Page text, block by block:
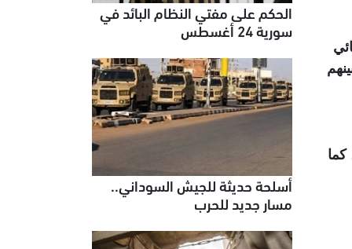
بينهم
جنسي، كما
الحكم على مفتي النظام البائد في
سورية 24 أغسطس
أسلحة حديثة للجيش السوداني..
مسار جديد للحرب